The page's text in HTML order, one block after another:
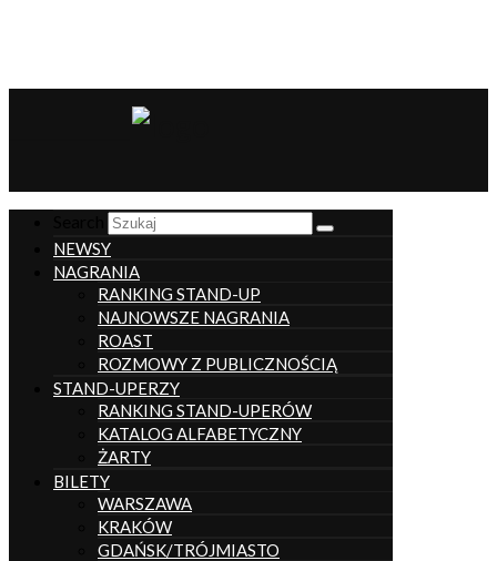
NEWSY
NAGRANIA
RANKING STAND-UP
NAJNOWSZE NAGRANIA
ROAST
ROZMOWY Z PUBLICZNOŚCIĄ
STAND-UPERZY
RANKING STAND-UPERÓW
KATALOG ALFABETYCZNY
ŻARTY
BILETY
WARSZAWA
KRAKÓW
GDAŃSK/TRÓJMIASTO